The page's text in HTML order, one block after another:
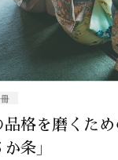
格を磨くため
条」